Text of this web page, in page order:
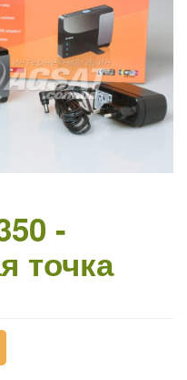
-
точка